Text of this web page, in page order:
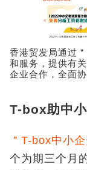
香港贸发局通过
和服务，提供有
企业合作，全面
T-box助中
＂T-box中小
个为期三个月